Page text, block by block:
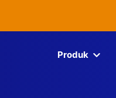
Produk